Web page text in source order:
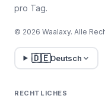
pro Tag.
© 2026 Waalaxy. Alle
🇩🇪Deutsch
RECHTLICHES